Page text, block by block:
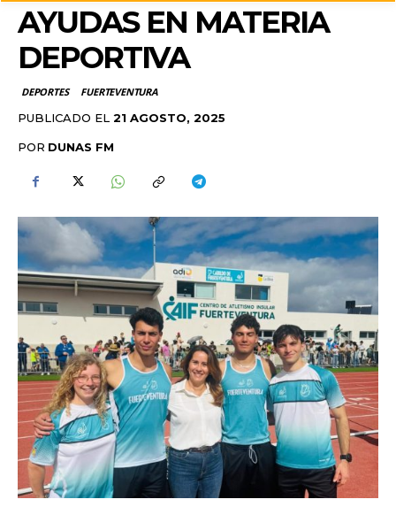
AYUDAS EN MATERIA
DEPORTIVA
DEPORTES FUERTEVENTURA
PUBLICADO EL 21 AGOSTO, 2025
POR DUNAS FM